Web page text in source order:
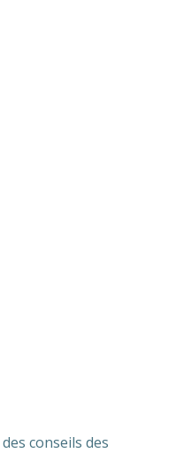
conseils des